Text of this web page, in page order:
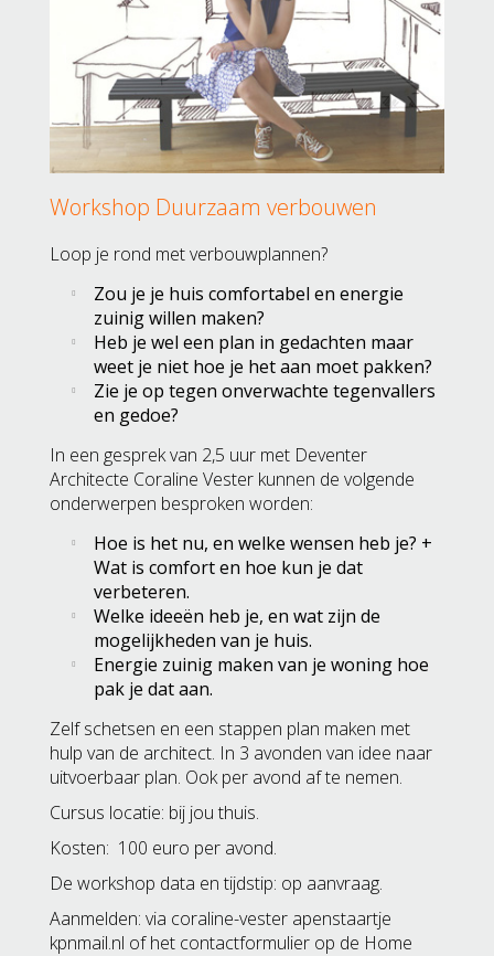
Workshop Duurzaam verbouwen
Loop je rond met verbouwplannen?
Zou je je huis comfortabel en energie
zuinig willen maken?
Heb je wel een plan in gedachten maar
weet je niet hoe je het aan moet pakken?
Zie je op tegen onverwachte tegenvallers
en gedoe?
In een gesprek van 2,5 uur met Deventer
Architecte Coraline Vester kunnen de volgende
onderwerpen besproken worden:
Hoe is het nu, en welke wensen heb je? +
Wat is comfort en hoe kun je dat
verbeteren.
Welke ideeën heb je, en wat zijn de
mogelijkheden van je huis.
Energie zuinig maken van je woning hoe
pak je dat aan.
Zelf schetsen en een stappen plan maken met
hulp van de architect. In 3 avonden van idee naar
uitvoerbaar plan. Ook per avond af te nemen.
Cursus locatie: bij jou thuis.
Kosten: 100 euro per avond.
De workshop data en tijdstip: op aanvraag.
Aanmelden: via coraline-vester apenstaartje
kpnmail.nl of het contactformulier op de Home